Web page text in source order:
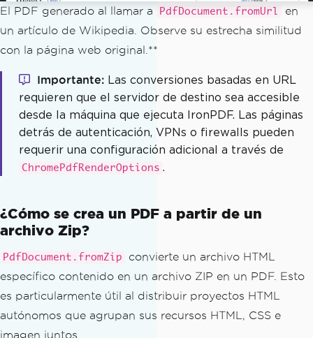
El PDF generado al llamar a PdfDocument.fromUrl
en
un artículo de Wikipedia. Observe su estrecha similitud
con la página web original.**
Importante
Las conversiones basadas en URL
requieren que el servidor de destino sea accesible
desde la máquina que ejecuta IronPDF. Las páginas
detrás de autenticación, VPNs o firewalls pueden
requerir una configuración adicional a través de
ChromePdfRenderOptions .
¿Cómo se crea un PDF a partir de un
archivo Zip?
PdfDocument.fromZip
convierte un archivo HTML
específico contenido en un archivo ZIP en un PDF. Esto
es particularmente útil al distribuir proyectos HTML
autónomos que agrupan sus recursos HTML, CSS e
imagen juntos.